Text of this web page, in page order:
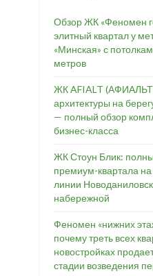
Обзор ЖК «Феномен
элитный квартал у
«Минская» с
метров
ЖК AFIALT
архитектуры на
— полный обзор
бизнес-класса
ЖК Стоун Блик:
премиум-квартала
линии
набережной
Феномен «нижних
почему треть всех
новостройках
стадии возведения